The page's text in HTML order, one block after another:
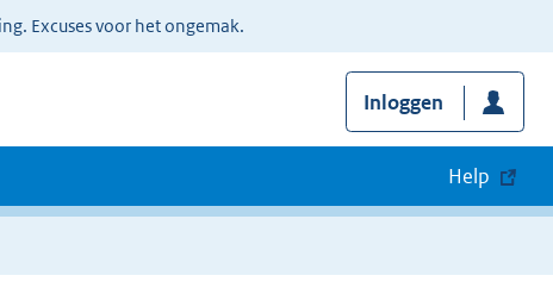
Excuses voor het ongemak.
Inloggen
Help